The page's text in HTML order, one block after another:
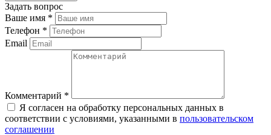
Задать вопрос
Ваше имя *
Телефон *
Email
Комментарий *
Я согласен на обработку персональных данных в
соответствии с условиями, указанными в пользовательском
соглашении